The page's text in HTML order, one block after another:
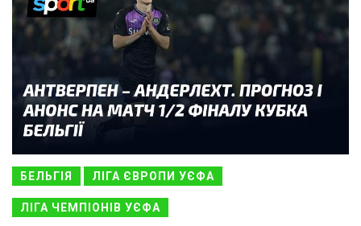
БЕЛЬГІЯ ЛІГА ЄВРОПИ УЄФА
ЛІГА ЧЕМПІОНІВ УЄФА